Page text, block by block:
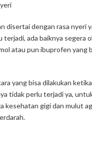
disertai dengan rasa nyeri
terjadi, ada baiknya segera
atau pun ibuprofen yang
yang bisa dilakukan
tidak perlu terjadi ya,
kesehatan gigi dan mulut